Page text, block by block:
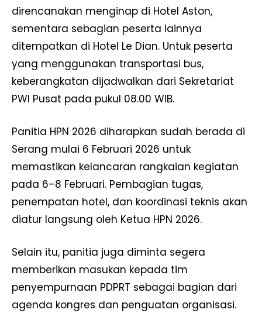
direncanakan menginap di Hotel Aston,
sementara sebagian peserta lainnya
ditempatkan di Hotel Le Dian. Untuk peserta
yang menggunakan transportasi bus,
keberangkatan dijadwalkan dari Sekretariat
PWI Pusat pada pukul 08.00 WIB.
Panitia HPN 2026 diharapkan sudah berada di
Serang mulai 6 Februari 2026 untuk
memastikan kelancaran rangkaian kegiatan
pada 6–8 Februari. Pembagian tugas,
penempatan hotel, dan koordinasi teknis akan
diatur langsung oleh Ketua HPN 2026.
Selain itu, panitia juga diminta segera
memberikan masukan kepada tim
penyempurnaan PDPRT sebagai bagian dari
agenda kongres dan penguatan organisasi.